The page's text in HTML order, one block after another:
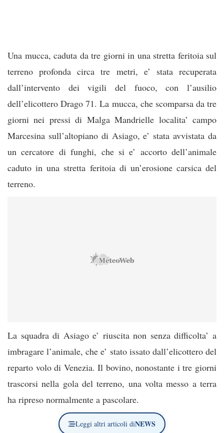
Una mucca, caduta da tre giorni in una stretta feritoia sul
terreno profonda circa tre metri, e’ stata recuperata
dall’intervento dei vigili del fuoco, con l’ausilio
dell’elicottero Drago 71. La mucca, che scomparsa da tre
giorni nei pressi di Malga Mandrielle localita’ campo
Marcesina sull’altopiano di Asiago, e’ stata avvistata da
un cercatore di funghi, che si e’ accorto dell’animale
caduto in una stretta feritoia di un’erosione carsica del
terreno.
La squadra di Asiago e’ riuscita non senza difficolta’ a
imbragare l’animale, che e’ stato issato dall’elicottero del
reparto volo di Venezia. Il bovino, nonostante i tre giorni
trascorsi nella gola del terreno, una volta messo a terra
ha ripreso normalmente a pascolare.
Leggi altri articoli diNEWS